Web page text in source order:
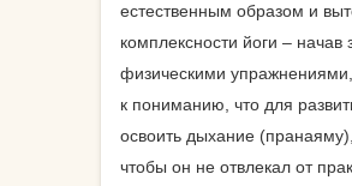
естественным образом и
комплексности йоги – начав
физическими
к пониманию, что для
освоить дыхание
чтобы он не отвлекал от